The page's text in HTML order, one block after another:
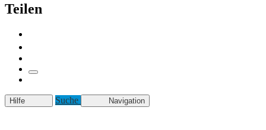
Teilen
Hilfe Suche Navigation